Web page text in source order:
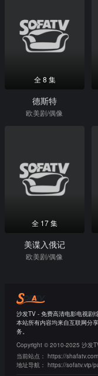
全 8 集
德斯特
欧美剧/偶像
全 17 集
美谍入俄记
欧美剧/偶像
沙发TV - 免费高清电影电视剧
本站所有内容均来自互联网分
务。
Copyright © 2010-2025 沙发
当前站点： https://shafatv.com
地址导航： https://sofatv.vip/